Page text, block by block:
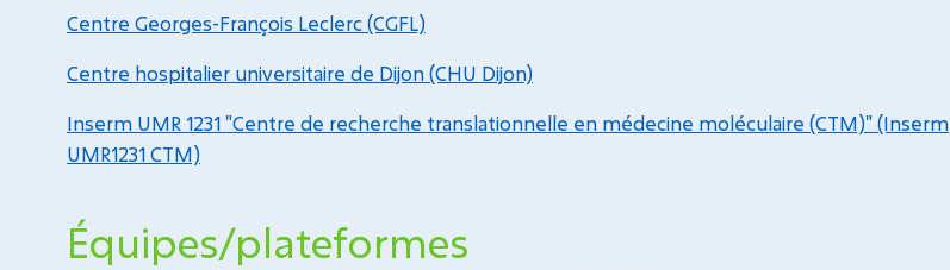
Centre Georges-François Leclerc (CGFL)
Centre hospitalier universitaire de Dijon (CHU Dijon)
Inserm UMR 1231 "Centre de recherche translationnelle en médecine moléculaire (CTM)" (Inserm
UMR1231 CTM)
Équipes/plateformes